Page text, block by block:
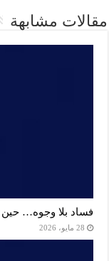
مقالات مشابهة
فساد بلا وجوه… حين
28 مايو، 2026